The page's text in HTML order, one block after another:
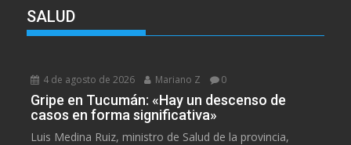
SALUD
4 de agosto de 2026 Mariano Z 0
Gripe en Tucumán: «Hay un descenso de
casos en forma significativa»
Luis Medina Ruiz, ministro de Salud de la provincia,